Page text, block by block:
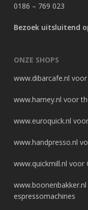
0186 – 769 023
Bezoek uitsluitend
ONZE SHOPS
www.dibarcafe.nl
www.harney.nl voor
www.euroquick.nl
www.handpresso.nl
www.quickmill.nl voor
www.boonenbakker.nl
espressomachines